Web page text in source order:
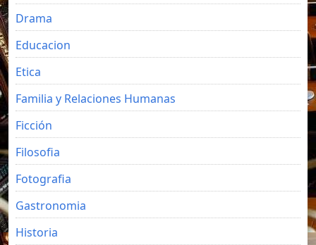
Drama
Educacion
Etica
Familia y Relaciones Humanas
Ficción
Filosofia
Fotografia
Gastronomia
Historia